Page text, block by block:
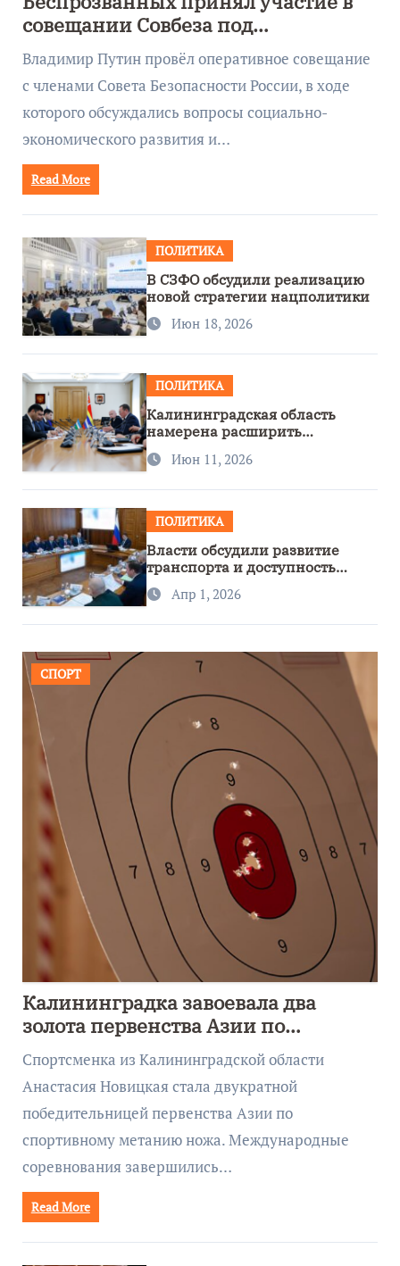
совещании Совбеза под
руководством Путина
Владимир Путин провёл оперативное совещание
с членами Совета Безопасности России, в ходе
которого обсуждались вопросы социально-
экономического развития и…
Read More
ПОЛИТИКА
В СЗФО обсудили реализацию
новой стратегии нацполитики
Июн 18, 2026
ПОЛИТИКА
Калининградская область
намерена расширить
сотрудничество с Узбекистаном
Июн 11, 2026
ПОЛИТИКА
Власти обсудили развитие
транспорта и доступность
региона
Апр 1, 2026
СПОРТ
Калининградка завоевала два
золота первенства Азии по
метанию ножа
Спортсменка из Калининградской области
Анастасия Новицкая стала двукратной
победительницей первенства Азии по
спортивному метанию ножа. Международные
соревнования завершились…
Read More